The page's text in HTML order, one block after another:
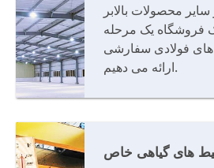
محصولات بالابر
فروشگاه یک مرحله
فولادی سفارشی
ارائه می دهیم.
های گیاهی خاص